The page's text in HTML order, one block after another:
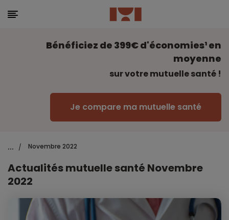
Bénéficiez de 399€ d'économies¹ en
moyenne
sur votre mutuelle santé !
Je compare ma mutuelle santé
... / Novembre 2022
Actualités mutuelle santé Novembre
2022